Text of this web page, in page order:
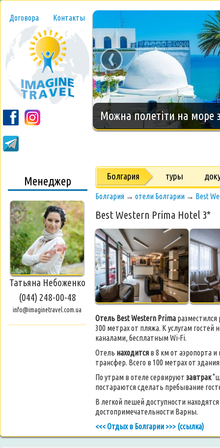
Договора Контакты
Новогодний тур на
‹
Менеджер
Татьяна Небоженко
(044) 248-00-48
info@imaginetravel.com.ua
Болгария туры
Болгария → отели Болгарии → Best
Best Western Prima Hotel 3*
Отель Best Western Prima
300 метрах от пляжа. К услугам
каналами, бесплатным Wi-Fi.
Отель находится в 8 км от аэропорта
трансфер​​. Всего в 100 метрах от
По утрам в отеле сервируют завтрак
постараются сделать пребывание
В легкой пешей доступности
достопримечательности Варны.
<<< Отдых в Болгарии >>> (ссылка)